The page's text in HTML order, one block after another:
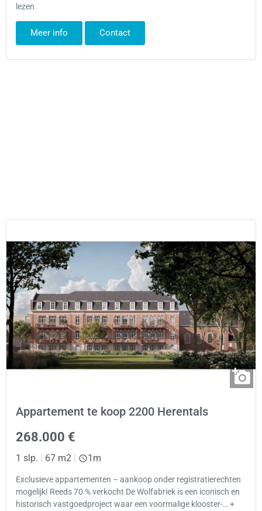
lezen
Meer info Contact
Appartement te koop 2200 Herentals
268.000 €
1 slp. | 67 m2 | 1m
Exclusieve appartementen – aankoop onder registratierechten
mogelijk! Reeds 70 % verkocht De Wolfabriek is een iconisch en
historisch vastgoedproject waar een voormalige klooster-… +